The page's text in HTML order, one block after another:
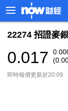
22274 招證麥
0.017
即時報價更新於20:09